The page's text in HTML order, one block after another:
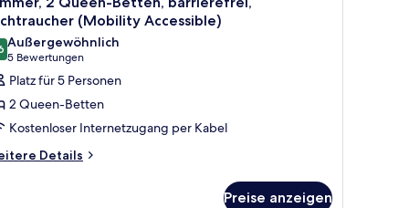
(Mobility Accessible)
von 10
Außergewöhnlich
5 Bewertungen
(5
Bewertungen)
Platz für 5 Personen
2 Queen-Betten
Kostenloser Internetzugang per Kabel
Details
Preise anzeigen